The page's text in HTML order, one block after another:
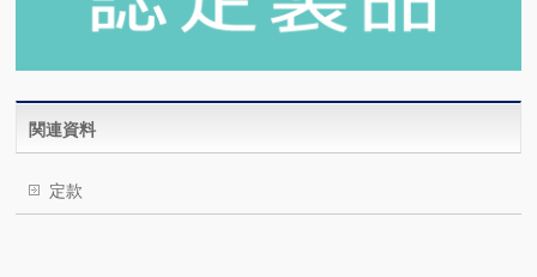
関連資料
定款